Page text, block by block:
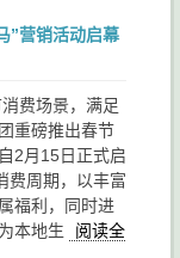
”营销活动启幕
费场景，满足
重磅推出春节
2月15日正式启
费周期，以丰富
福利，同时进
本地生
阅读全